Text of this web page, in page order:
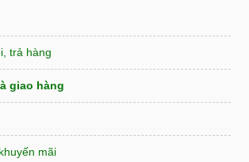
trả hàng
giao hàng
mãi